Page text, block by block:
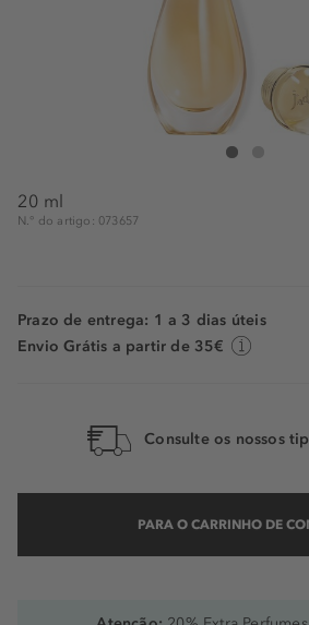
DIOR J'adore -
20 ml
N.° do artigo: 073657
Prazo de entrega: 1 a 3 dias úteis
Envio Grátis a partir de 35€
Consulte os nossos
PARA O CARRINHO DE